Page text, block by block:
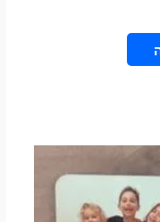
מחירים:
עד
למוצר
זה
יש
מספר